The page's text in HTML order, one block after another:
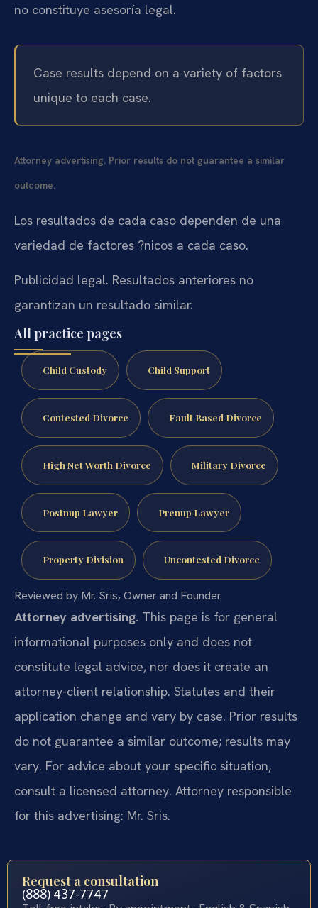
no constituye asesoría legal.
Case results depend on a variety of factors
unique to each case.
Attorney advertising. Prior results do not guarantee a similar
outcome.
Los resultados de cada caso dependen de una
variedad de factores ?nicos a cada caso.
Publicidad legal. Resultados anteriores no
garantizan un resultado similar.
All practice pages
Child Custody Child Support
Contested Divorce Fault Based Divorce
High Net Worth Divorce Military Divorce
Postnup Lawyer Prenup Lawyer
Property Division Uncontested Divorce
Reviewed by Mr. Sris, Owner and Founder.
Attorney advertising. This page is for general
informational purposes only and does not
constitute legal advice, nor does it create an
attorney-client relationship. Statutes and their
application change and vary by case. Prior results
do not guarantee a similar outcome; results may
vary. For advice about your specific situation,
consult a licensed attorney. Attorney responsible
for this advertising: Mr. Sris.
Request a consultation
(888) 437-7747